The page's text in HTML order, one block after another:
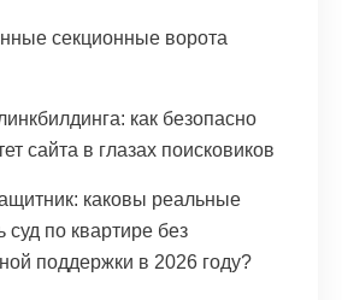
секционные ворота
как безопасно
сайта в глазах поисковиков
каковы реальные
по квартире без
поддержки в 2026 году?